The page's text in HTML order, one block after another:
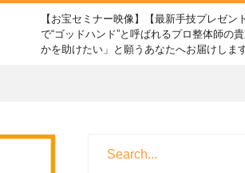
【お宝セミナー映像】【最新手技プレゼン
で“ゴッドハンド”と呼ばれるプロ整体師の
かを助けたい」と願うあなたへお届けしま